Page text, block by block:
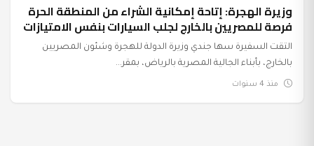
السياسة
وزيرة الهجرة: إتاحة إمكانية الشراء من المنطقة الحرة
فرصة للمصريين بالخارج لجلب السيارات بنفس الامتيازات
التقت السفيرة سها جندي وزيرة الدولة للهجرة وشئون المصريين
بالخارج، بأبناء الجالية المصرية بالرياض، بمقر...
منذ 4 سنوات